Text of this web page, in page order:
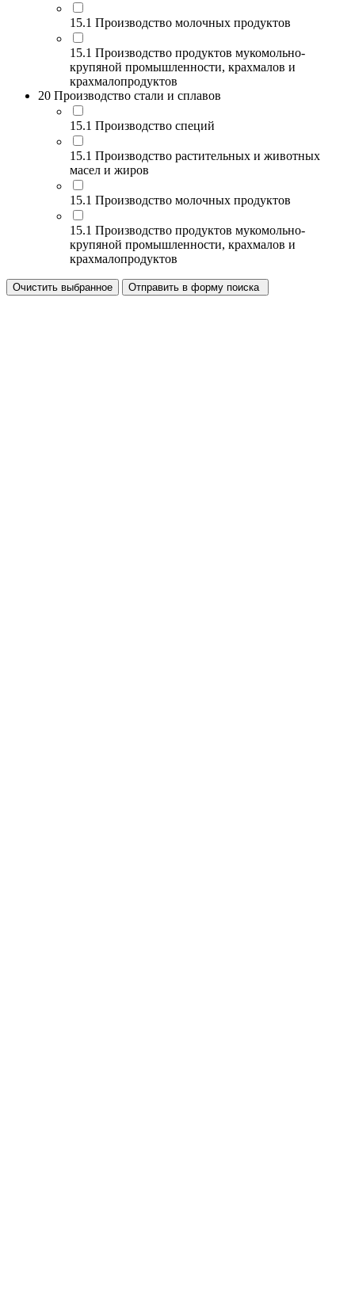
15.1 Производство молочных продуктов
15.1 Производство продуктов мукомольно-
крупяной промышленности, крахмалов и
крахмалопродуктов
20 Производство стали и сплавов
15.1 Производство специй
15.1 Производство растительных и животных
масел и жиров
15.1 Производство молочных продуктов
15.1 Производство продуктов мукомольно-
крупяной промышленности, крахмалов и
крахмалопродуктов